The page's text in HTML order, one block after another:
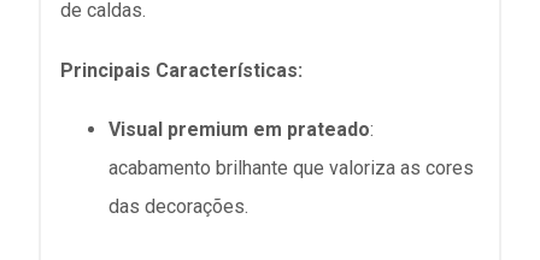
de caldas.
Principais Características:
Visual premium em prateado:
acabamento brilhante que valoriza as cores
das decorações.